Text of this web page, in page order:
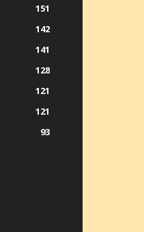
151
142
141
128
121
121
93